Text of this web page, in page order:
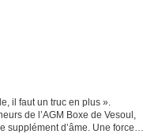
il faut un truc en plus ».
de l’AGM Boxe de Vesoul,
supplément d’âme. Une force